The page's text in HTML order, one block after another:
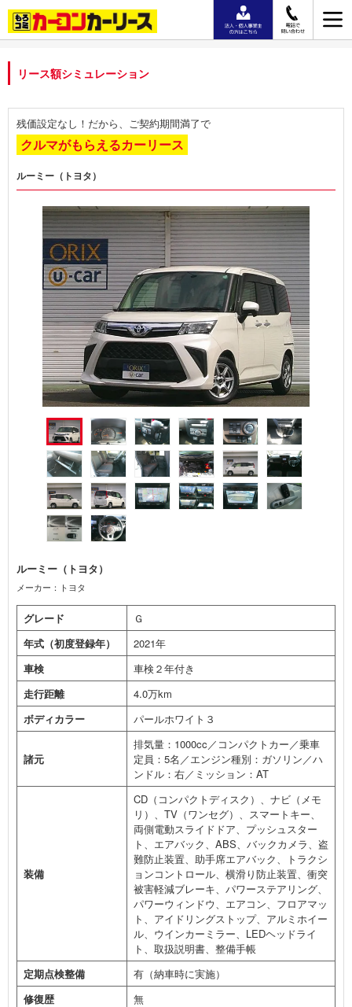
リース額シミュレーション
残価設定なし！だから、ご契約期間満了で
クルマがもらえるカーリース
ルーミー（トヨタ）
ルーミー（トヨタ）
メーカー：トヨタ
グレード
Ｇ
年式（初度登録年）
2021年
車検
車検２年付き
走行距離
4.0万km
ボディカラー
パールホワイト３
諸元
排気量：1000cc／コンパクトカー／乗車
定員：5名／エンジン種別：ガソリン／ハ
ンドル：右／ミッション：AT
装備
CD（コンパクトディスク）、ナビ（メモ
リ）、TV（ワンセグ）、スマートキー、
両側電動スライドドア、プッシュスター
ト、エアバック、ABS、バックカメラ、盗
難防止装置、助手席エアバック、トラクシ
ョンコントロール、横滑り防止装置、衝突
被害軽減ブレーキ、パワーステアリング、
パワーウィンドウ、エアコン、フロアマッ
ト、アイドリングストップ、アルミホイー
ル、ウインカーミラー、LEDヘッドライ
ト、取扱説明書、整備手帳
定期点検整備
有（納車時に実施）
修復歴
無